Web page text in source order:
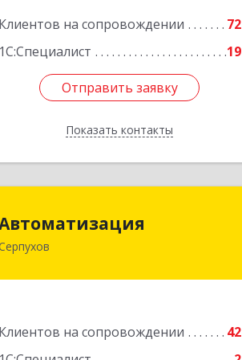
Клиентов на сопровождении
72
1С:Специалист
19
Отправить заявку
Показать контакты
Отправить заявку
Назад
Клиентов на сопровождении
42
142205, Московская обл, Серпухов г,